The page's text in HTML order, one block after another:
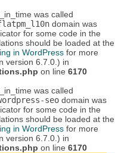
was called
domain was
for some code in the
should be loaded at the
in WordPress for more
version 6.7.0.) in
on line 6170
was called
seo domain was
for some code in the
should be loaded at the
in WordPress for more
version 6.7.0.) in
on line 6170